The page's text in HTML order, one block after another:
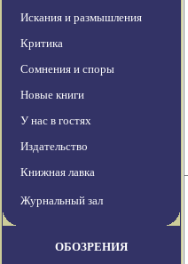
Искания и размышления
Критика
Сомнения и споры
Новые книги
У нас в гостях
Издательство
Книжная лавка
Журнальный зал
ОБОЗРЕНИЯ